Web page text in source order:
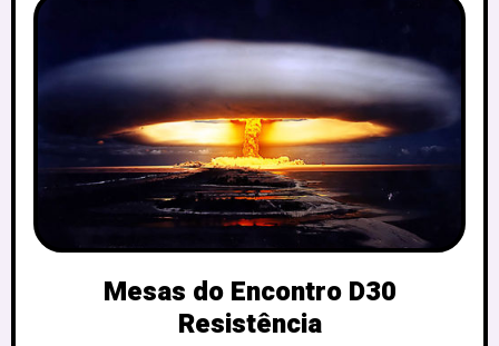
Mesas do Encontro D30
Resistência